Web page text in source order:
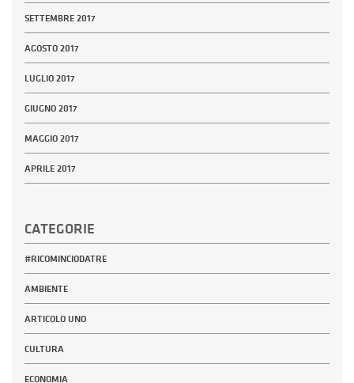
SETTEMBRE 2017
AGOSTO 2017
LUGLIO 2017
GIUGNO 2017
MAGGIO 2017
APRILE 2017
CATEGORIE
#RICOMINCIODATRE
AMBIENTE
ARTICOLO UNO
CULTURA
ECONOMIA